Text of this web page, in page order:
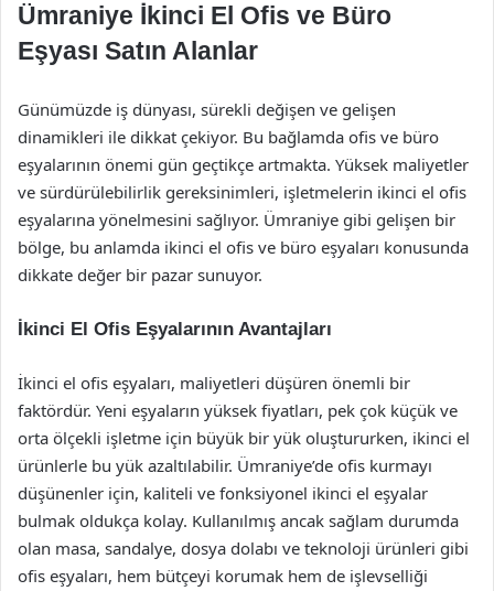
Ümraniye İkinci El Ofis ve Büro
Eşyası Satın Alanlar
Günümüzde iş dünyası, sürekli değişen ve gelişen
dinamikleri ile dikkat çekiyor. Bu bağlamda ofis ve büro
eşyalarının önemi gün geçtikçe artmakta. Yüksek maliyetler
ve sürdürülebilirlik gereksinimleri, işletmelerin ikinci el ofis
eşyalarına yönelmesini sağlıyor. Ümraniye gibi gelişen bir
bölge, bu anlamda ikinci el ofis ve büro eşyaları konusunda
dikkate değer bir pazar sunuyor.
İkinci El Ofis Eşyalarının Avantajları
İkinci el ofis eşyaları, maliyetleri düşüren önemli bir
faktördür. Yeni eşyaların yüksek fiyatları, pek çok küçük ve
orta ölçekli işletme için büyük bir yük oluştururken, ikinci el
ürünlerle bu yük azaltılabilir. Ümraniye’de ofis kurmayı
düşünenler için, kaliteli ve fonksiyonel ikinci el eşyalar
bulmak oldukça kolay. Kullanılmış ancak sağlam durumda
olan masa, sandalye, dosya dolabı ve teknoloji ürünleri gibi
ofis eşyaları, hem bütçeyi korumak hem de işlevselliği